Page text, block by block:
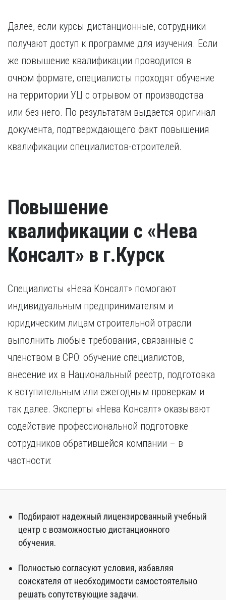
Далее, если курсы дистанционные, сотрудники
получают доступ к программе для изучения. Если
же повышение квалификации проводится в
очном формате, специалисты проходят обучение
на территории УЦ с отрывом от производства
или без него. По результатам выдается оригинал
документа, подтверждающего факт повышения
квалификации специалистов-строителей.
Повышение
квалификации с «Нева
Консалт» в г.Курск
Специалисты «Нева Консалт» помогают
индивидуальным предпринимателям и
юридическим лицам строительной отрасли
выполнить любые требования, связанные с
членством в СРО: обучение специалистов,
внесение их в Национальный реестр, подготовка
к вступительным или ежегодным проверкам и
так далее. Эксперты «Нева Консалт» оказывают
содействие профессиональной подготовке
сотрудников обратившейся компании – в
частности:
Подбирают надежный лицензированный учебный
центр с возможностью дистанционного
обучения.
Полностью согласуют условия, избавляя
соискателя от необходимости самостоятельно
решать сопутствующие задачи.